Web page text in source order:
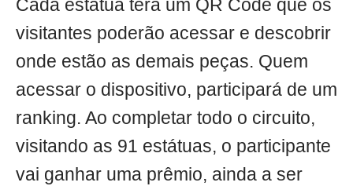
Cada estátua terá um QR Code que os
visitantes poderão acessar e descobrir
onde estão as demais peças. Quem
acessar o dispositivo, participará de um
ranking. Ao completar todo o circuito,
visitando as 91 estátuas, o participante
vai ganhar uma prêmio, ainda a ser